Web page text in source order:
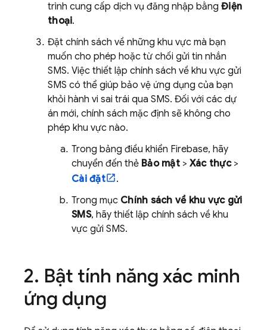
trình cung cấp dịch vụ đăng nhập bằng Điện
thoại.
Đặt chính sách về những khu vực mà bạn
muốn cho phép hoặc từ chối gửi tin nhắn
SMS. Việc thiết lập chính sách về khu vực gửi
SMS có thể giúp bảo vệ ứng dụng của bạn
khỏi hành vi sai trái qua SMS. Đối với các dự
án mới, chính sách mặc định sẽ không cho
phép khu vực nào.
Trong bảng điều khiển Firebase, hãy
chuyển đến thẻ Bảo mật> Xác thực>
Cài đặt
.
Trong mục Chính sách về khu vực gửi
SMS, hãy thiết lập chính sách về khu
vực gửi SMS.
Bật tính năng xác minh
ứng dụng